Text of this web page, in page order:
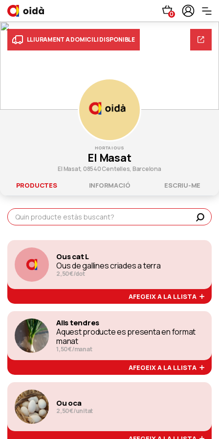
0
LLIURAMENT A DOMICILI DISPONIBLE
HORTA I OUS
El Masat
El Masat, 08540 Centelles, Barcelona
PRODUCTES INFORMACIÓ ESCRIU-ME
Ous cat L
Ous de gallines criades a terra
2,50€/dot
AFEGEIX A LA LLISTA
Alls tendres
Aquest producte es presenta en format
manat
1,50€/manat
AFEGEIX A LA LLISTA
Ou oca
2,50€/unitat